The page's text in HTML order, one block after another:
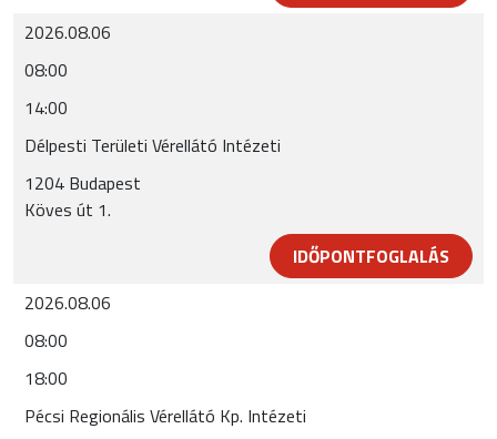
2026.08.06
08:00
14:00
Délpesti Területi Vérellátó Intézeti
1204 Budapest
Köves út 1.
IDŐPONTFOGLALÁS
2026.08.06
08:00
18:00
Pécsi Regionális Vérellátó Kp. Intézeti